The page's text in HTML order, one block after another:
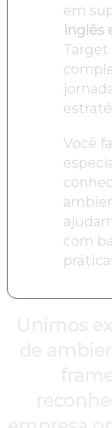
em
inglês
Target
Você
com